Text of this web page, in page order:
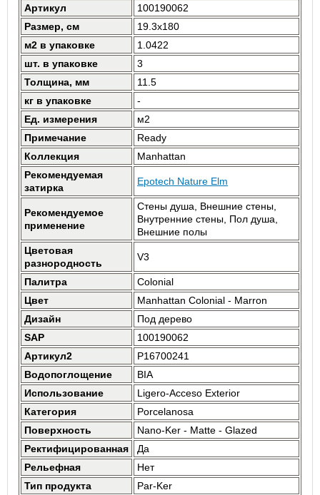
Артикул
100190062
Размер, см
19.3x180
м2 в упаковке
1.0422
шт. в упаковке
3
Толщина, мм
11.5
кг в упаковке
-
Ед. измерения
м2
Примечание
Ready
Коллекция
Manhattan
Рекомендуемая
затирка
Epotech Nature Elm
Рекомендуемое
применение
Стены душа, Внешние стены,
Внутренние стены, Пол душа,
Внешние полы
Цветовая
разнородность
V3
Палитра
Colonial
Цвет
Manhattan Colonial - Marron
Дизайн
Под дерево
SAP
100190062
Артикул2
P16700241
Водопоглощение
BIA
Использование
Ligero-Acceso Exterior
Категория
Porcelanosa
Поверхность
Nano-Ker - Matte - Glazed
Ректифицированная
Да
Рельефная
Нет
Тип продукта
Par-Ker